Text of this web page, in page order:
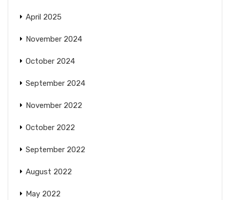
April 2025
November 2024
October 2024
September 2024
November 2022
October 2022
September 2022
August 2022
May 2022